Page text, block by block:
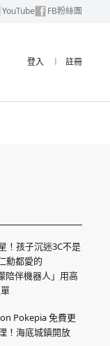
YouTube FB粉絲團
登入 ︱ 註冊
！孩子沉迷3C不是
勳都愛的
陪伴機器人」用高
Pokepia 免費更
！海底城鎮開放